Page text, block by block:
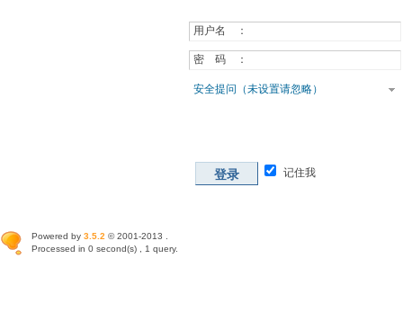
用户名 ：
密 码 ：
安全提问（未设置请忽略）
登录 记住我
Powered by 3.5.2 © 2001-2013 .
Processed in 0 second(s) , 1 query.